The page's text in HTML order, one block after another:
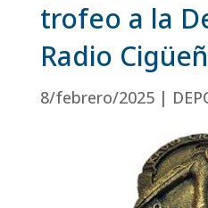
trofeo a la
Radio
8/febrero/2025|